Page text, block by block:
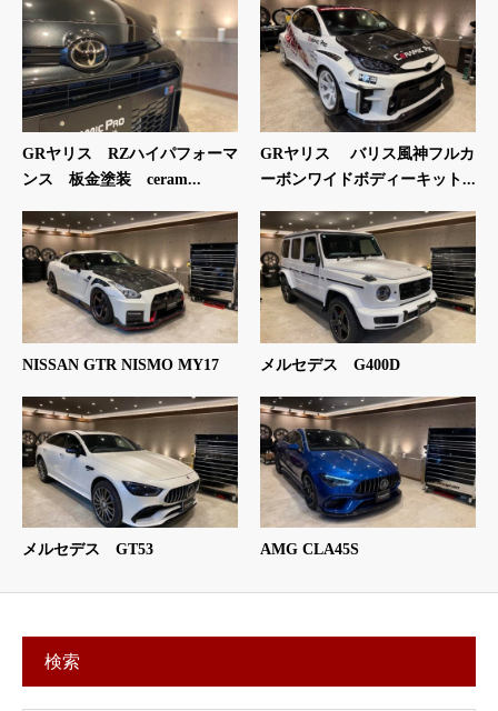
GRヤリス RZハイパフォーマ
ンス 板金塗装 ceram...
GRヤリス バリス風神フルカ
ーボンワイドボディーキット...
NISSAN GTR NISMO MY17 メルセデス G400D
メルセデス GT53 AMG CLA45S
検索